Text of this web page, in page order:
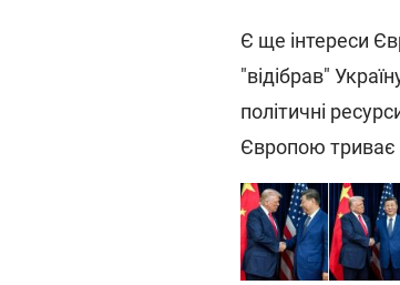
Є ще інтереси
"відібрав"
політичні
Європою триває